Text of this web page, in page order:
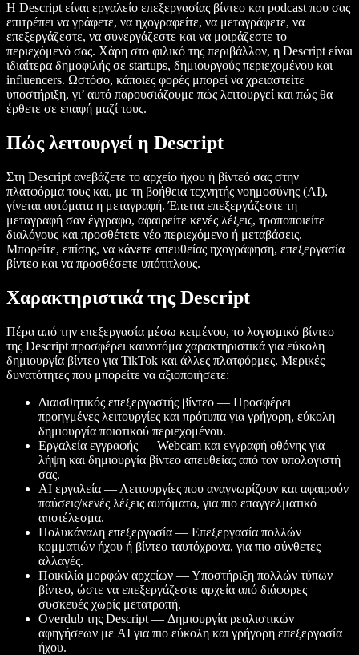
Η Descript είναι εργαλείο επεξεργασίας βίντεο και podcast που σας
επιτρέπει να γράφετε, να ηχογραφείτε, να μεταγράφετε, να
επεξεργάζεστε, να συνεργάζεστε και να μοιράζεστε το
περιεχόμενό σας. Χάρη στο φιλικό της περιβάλλον, η Descript είναι
ιδιαίτερα δημοφιλής σε startups, δημιουργούς περιεχομένου και
influencers. Ωστόσο, κάποιες φορές μπορεί να χρειαστείτε
υποστήριξη, γι’ αυτό παρουσιάζουμε πώς λειτουργεί και πώς θα
έρθετε σε επαφή μαζί τους.
Πώς λειτουργεί η Descript
Στη Descript ανεβάζετε το αρχείο ήχου ή βίντεό σας στην
πλατφόρμα τους και, με τη βοήθεια τεχνητής νοημοσύνης (AI),
γίνεται αυτόματα η μεταγραφή. Έπειτα επεξεργάζεστε τη
μεταγραφή σαν έγγραφο, αφαιρείτε κενές λέξεις, τροποποιείτε
διαλόγους και προσθέτετε νέο περιεχόμενο ή μεταβάσεις.
Μπορείτε, επίσης, να κάνετε απευθείας ηχογράφηση, επεξεργασία
βίντεο και να προσθέσετε υπότιτλους.
Χαρακτηριστικά της Descript
Πέρα από την επεξεργασία μέσω κειμένου, το λογισμικό βίντεο
της Descript προσφέρει καινοτόμα χαρακτηριστικά για εύκολη
δημιουργία βίντεο για TikTok και άλλες πλατφόρμες. Μερικές
δυνατότητες που μπορείτε να αξιοποιήσετε:
Διαισθητικός επεξεργαστής βίντεο — Προσφέρει
προηγμένες λειτουργίες και πρότυπα για γρήγορη, εύκολη
δημιουργία ποιοτικού περιεχομένου.
Εργαλεία εγγραφής — Webcam και εγγραφή οθόνης για
λήψη και δημιουργία βίντεο απευθείας από τον υπολογιστή
σας.
AI εργαλεία — Λειτουργίες που αναγνωρίζουν και αφαιρούν
παύσεις/κενές λέξεις αυτόματα, για πιο επαγγελματικό
αποτέλεσμα.
Πολυκάναλη επεξεργασία — Επεξεργασία πολλών
κομματιών ήχου ή βίντεο ταυτόχρονα, για πιο σύνθετες
αλλαγές.
Ποικιλία μορφών αρχείων — Υποστήριξη πολλών τύπων
βίντεο, ώστε να επεξεργάζεστε αρχεία από διάφορες
συσκευές χωρίς μετατροπή.
Overdub της Descript — Δημιουργία ρεαλιστικών
αφηγήσεων με AI για πιο εύκολη και γρήγορη επεξεργασία
ήχου.